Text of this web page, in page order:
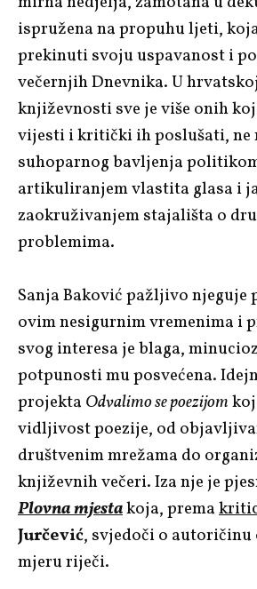
ispružena na propuhu ljeti,
prekinuti svoju uspavanost i
večernjih Dnevnika. U
književnosti sve je više onih
vijesti i kritički ih poslušati, ne
suhoparnog bavljenja
artikuliranjem vlastita glasa i
zaokruživanjem stajališta o
problemima.
Sanja Baković pažljivo njeguje
ovim nesigurnim vremenima i
svog interesa je blaga,
potpunosti mu posvećena.
projekta Odvalimo se poezijom
vidljivost poezije, od
društvenim mrežama do
književnih večeri. Iza nje je
Plovna mjestakoja, prema
Jurčević, svjedoči o autoričinu
mjeru riječi.